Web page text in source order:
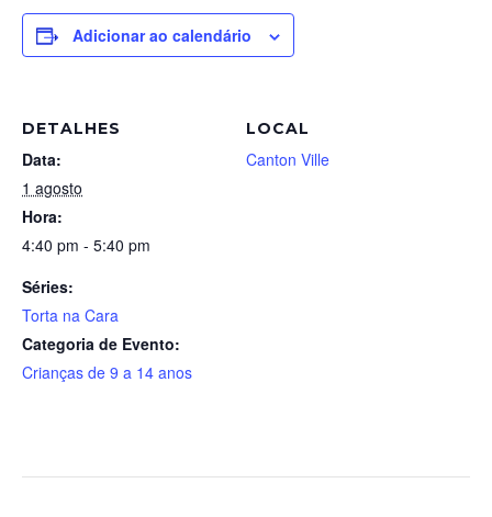
Adicionar ao calendário
DETALHES
Data:
1 agosto
Hora:
4:40 pm - 5:40 pm
Séries:
Torta na Cara
Categoria de Evento:
Crianças de 9 a 14 anos
LOCAL
Canton Ville